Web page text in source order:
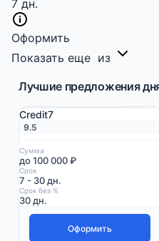
7 дн.
Оформить
Показать еще из
Лучшие предложения
Credit7
9.5
Сумма
до 100 000 ₽
Срок
7 - 30 дн.
Срок без %
30 дн.
Оформить